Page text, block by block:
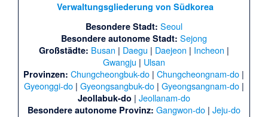
Verwaltungsgliederung von Südkorea
Besondere Stadt: Seoul
Besondere autonome Stadt: Sejong
Großstädte: Busan | Daegu | Daejeon | Incheon |
Gwangju | Ulsan
Provinzen: Chungcheongbuk-do |Chungcheongnam-do |
Gyeonggi-do| Gyeongsangbuk-do| Gyeongsangnam-do|
Jeollabuk-do| Jeollanam-do
Besondere autonome Provinz: Gangwon-do| Jeju-do